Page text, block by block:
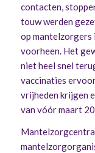
contacten,
touw werden
op mantelzorgers
voorheen. Het
niet heel snel
vaccinaties
vrijheden krijgen
van vóór maart